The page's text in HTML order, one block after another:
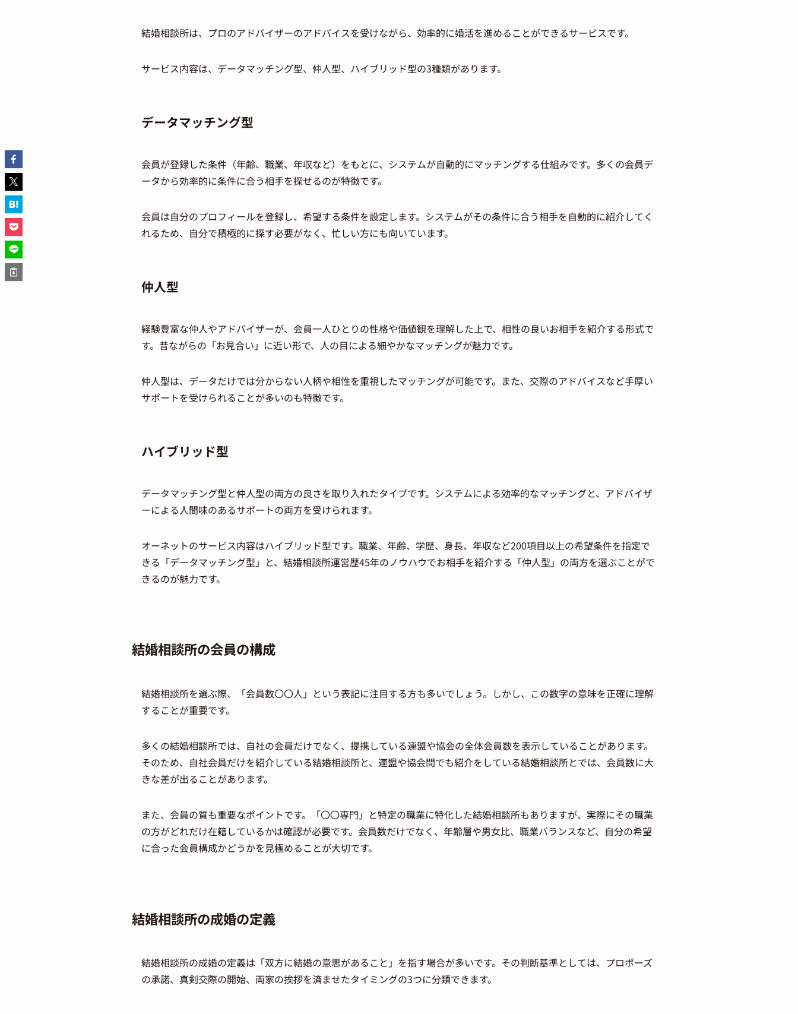
結婚相談所は、プロのアドバイザーのアドバイスを受けながら、効率的に婚活を進めることができるサービスです。
サービス内容は、データマッチング型、仲人型、ハイブリッド型の3種類があります。
データマッチング型
会員が登録した条件（年齢、職業、年収など）をもとに、システムが自動的にマッチングする仕組みです。多くの会員デ
ータから効率的に条件に合う相手を探せるのが特徴です。
会員は自分のプロフィールを登録し、希望する条件を設定します。システムがその条件に合う相手を自動的に紹介してく
れるため、自分で積極的に探す必要がなく、忙しい方にも向いています。
仲人型
経験豊富な仲人やアドバイザーが、会員一人ひとりの性格や価値観を理解した上で、相性の良いお相手を紹介する形式で
す。昔ながらの「お見合い」に近い形で、人の目による細やかなマッチングが魅力です。
仲人型は、データだけでは分からない人柄や相性を重視したマッチングが可能です。また、交際のアドバイスなど手厚い
サポートを受けられることが多いのも特徴です。
ハイブリッド型
データマッチング型と仲人型の両方の良さを取り入れたタイプです。システムによる効率的なマッチングと、アドバイザ
ーによる人間味のあるサポートの両方を受けられます。
オーネットのサービス内容はハイブリッド型です。職業、年齢、学歴、身長、年収など200項目以上の希望条件を指定で
きる「データマッチング型」と、結婚相談所運営歴45年のノウハウでお相手を紹介する「仲人型」の両方を選ぶことがで
きるのが魅力です。
結婚相談所の会員の構成
結婚相談所を選ぶ際、「会員数〇〇人」という表記に注目する方も多いでしょう。しかし、この数字の意味を正確に理解
することが重要です。
多くの結婚相談所では、自社の会員だけでなく、提携している連盟や協会の全体会員数を表示していることがあります。
そのため、自社会員だけを紹介している結婚相談所と、連盟や協会間でも紹介をしている結婚相談所とでは、会員数に大
きな差が出ることがあります。
また、会員の質も重要なポイントです。「〇〇専門」と特定の職業に特化した結婚相談所もありますが、実際にその職業
の方がどれだけ在籍しているかは確認が必要です。会員数だけでなく、年齢層や男女比、職業バランスなど、自分の希望
に合った会員構成かどうかを見極めることが大切です。
結婚相談所の成婚の定義
結婚相談所の成婚の定義は「双方に結婚の意思があること」を指す場合が多いです。その判断基準としては、プロポーズ
の承諾、真剣交際の開始、両家の挨拶を済ませたタイミングの3つに分類できます。